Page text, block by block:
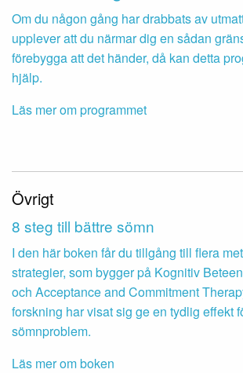
Om du någon gång har drabbats av
upplever att du närmar dig en sådan
förebygga att det händer, då kan detta
hjälp.
Läs mer om programmet
Övrigt
8 steg till bättre sömn
I den här boken får du tillgång till flera
strategier, som bygger på Kognitiv
och Acceptance and Commitment
forskning har visat sig ge en tydlig effekt
sömnproblem.
Läs mer om boken